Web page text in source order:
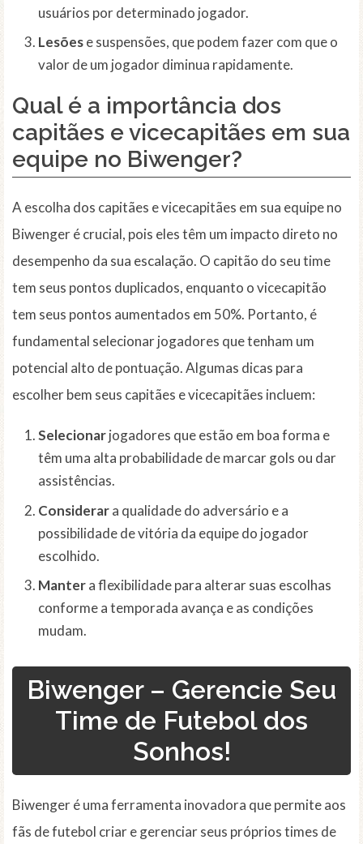
usuários por determinado jogador.
Lesõese suspensões, que podem fazer com que o
valor de um jogador diminua rapidamente.
Qual é a importância dos
capitães e vicecapitães em sua
equipe no Biwenger?
A escolha dos capitães e vicecapitães em sua equipe no
Biwenger é crucial, pois eles têm um impacto direto no
desempenho da sua escalação. O capitão do seu time
tem seus pontos duplicados, enquanto o vicecapitão
tem seus pontos aumentados em 50%. Portanto, é
fundamental selecionar jogadores que tenham um
potencial alto de pontuação. Algumas dicas para
escolher bem seus capitães e vicecapitães incluem:
Selecionarjogadores que estão em boa forma e
têm uma alta probabilidade de marcar gols ou dar
assistências.
Considerara qualidade do adversário e a
possibilidade de vitória da equipe do jogador
escolhido.
Mantera flexibilidade para alterar suas escolhas
conforme a temporada avança e as condições
mudam.
Biwenger – Gerencie Seu
Time de Futebol dos
Sonhos!
Biwenger é uma ferramenta inovadora que permite aos
fãs de futebol criar e gerenciar seus próprios times de